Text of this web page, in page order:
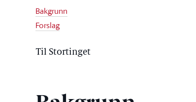
Bakgrunn
Forslag
Til Stortinget